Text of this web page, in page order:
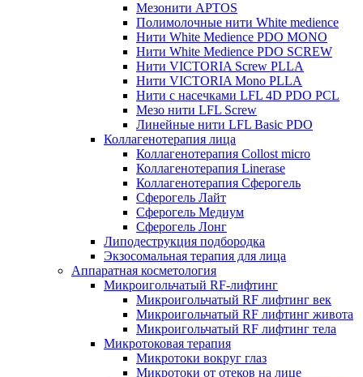
Мезонити APTOS
Полимолочные нити White medience
Нити White Medience PDO MONO
Нити White Medience PDO SCREW
Нити VICTORIA Screw PLLA
Нити VICTORIA Mono PLLA
Нити с насечками LFL 4D PDO PCL
Мезо нити LFL Screw
Линейные нити LFL Basic PDO
Коллагенотерапия лица
Коллагенотерапия Collost micro
Коллагенотерапия Linerase
Коллагенотерапия Сферогель
Сферогель Лайт
Сферогель Медиум
Сферогель Лонг
Липодеструкция подбородка
Экзосомальная терапия для лица
Аппаратная косметология
Микроигольчатый RF-лифтинг
Микроигольчатый RF лифтинг век
Микроигольчатый RF лифтинг живота
Микроигольчатый RF лифтинг тела
Микротоковая терапия
Микротоки вокруг глаз
Микротоки от отеков на лице